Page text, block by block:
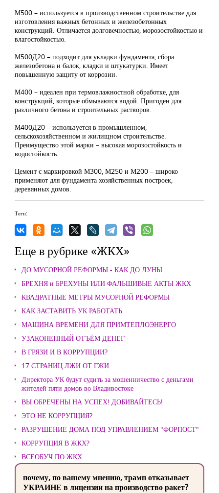
М500 – используется в производственном строительстве для
изготовления важных бетонных и железобетонных
конструкций. Отличается долговечностью, морозостойкостью и
влагостойкостью.
М500Д20 – подходит для укладки фундамента, сбора
железобетона и балок, кладки и штукатурки. Имеет
повышенную защиту от коррозии.
М400 – идеален при термовлажностной обработке, для
конструкций, которые обмываются водой. Пригоден для
различного бетона и строительных растворов.
М400Д20 – используется в промышленном,
сельскохозяйственном и жилищном строительстве.
Преимущество этой марки – высокая морозостойкость и
водостойкость.
Цемент с маркировкой М300, М250 и М200 – широко
применяют для фундамента хозяйственных построек,
деревянных домов.
Теги:
Еще в рубрике «ЖКХ»
ДО МУСОРНОЙ РЕФОРМЫ - КАК ДО ЛУНЫ
БРЕХНЯ и БРЕХУНЫ ИЛИ ФАЛЬШИВЫЕ АКТЫ ЖКХ
КВАДРАТНЫЕ МЕТРЫ МУСОРНОЙ РЕФОРМЫ
КАК ЗАСТАВИТЬ УК РАБОТАТЬ
МАШИНА ВРЕМЕНИ ДЛЯ ПРИМТЕПЛОЭНЕРГО
УЗАКОНЕННЫЙ ОТЪЁМ ДЕНЕГ
В ГРЯЗИ И В КОРРУПЦИИ?
17 СТРАНИЦ ЛЖИ ОТ ГЖИ
Директора УК будут судить за мошенничество с деньгами
жителей пяти домов во Владивостоке
ВЫ ОБРЕЧЕНЫ НА УСПЕХ! ДОБИВАЙТЕСЬ!
ЭТО НЕ КОРРУПЦИЯ?
РАЗРУШЕНИЕ ДОМА ПОД УПРАВЛЕНИЕМ "ФОРПОСТ"
КОРРУПЦИЯ В ЖКХ?
ВСЕОБУЧ ПО ЖКХ
почему, по вашему мнению, трамп отказывает
УКРАИНЕ в лицензии на производство ракет?